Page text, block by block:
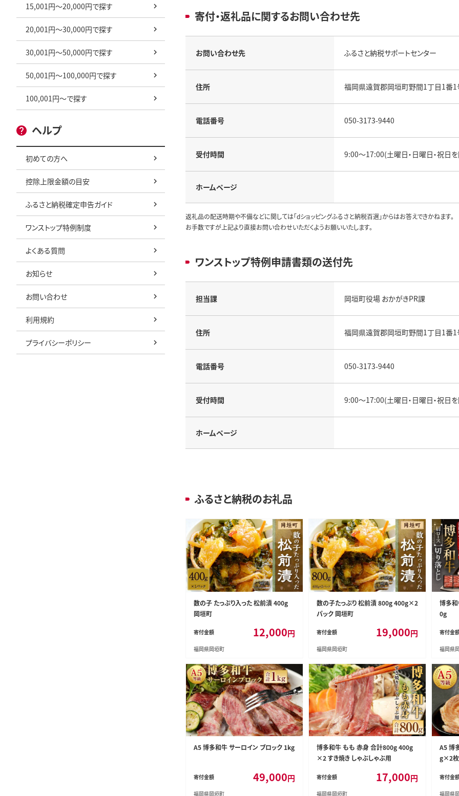
15,001円～20,000円で探す
20,001円～30,000円で探す
30,001円～50,000円で探す
50,001円～100,000円で探す
100,001円～で探す
ヘルプ
初めての方へ
控除上限金額の目安
ふるさと納税確定申告ガイド
ワンストップ特例制度
よくある質問
お知らせ
お問い合わせ
利用規約
プライバシーポリシー
寄付・返礼品に関するお問い合わせ先
お問い合わせ先 ふるさと納税サポートセンター
住所 福岡県遠賀郡岡垣町野間1丁目1番1
電話番号 050-3173-9440
受付時間 9:00～17:00(土曜日・日曜日・祝日
ホームページ
返礼品の配送時期や不備などに関しては「dショッピングふるさと納税百選」からはお答えできかねます。
お手数ですが上記より直接お問い合わせいただくようお願いいたします。
ワンストップ特例申請書類の送付先
担当課 岡垣町役場 おかがきPR課
住所 福岡県遠賀郡岡垣町野間1丁目1番1
電話番号 050-3173-9440
受付時間 9:00～17:00(土曜日・日曜日・祝日
ホームページ
ふるさと納税のお礼品
数の子 たっぷり入った 松前漬 400g
岡垣町
寄付金額 12,000円
福岡県岡垣町
数の子たっぷり 松前漬 800g 400g×2
パック 岡垣町
寄付金額 19,000円
福岡県岡垣町
博多和
0g
寄付金
福岡県
A5 博多和牛 サーロイン ブロック 1kg
寄付金額 49,000円
福岡県岡垣町
博多和牛 もも 赤身 合計800g 400g
×2 すき焼き しゃぶしゃぶ用
寄付金額 17,000円
福岡県岡垣町
A5 博
g×2枚
寄付金
福岡県